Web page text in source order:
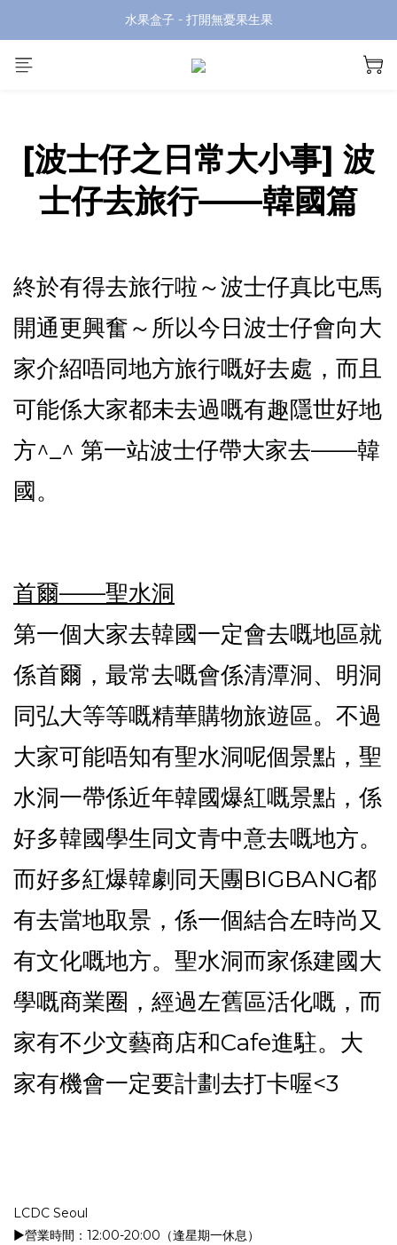
水果盒子 - 打開無憂果生果
[波士仔之日常大小事] 波
士仔去旅行——韓國篇
終於有得去旅行啦～波士仔真比屯馬
開通更興奮～所以今日波士仔會向大
家介紹唔同地方旅行嘅好去處，而且
可能係大家都未去過嘅有趣隱世好地
方^_^ 第一站波士仔帶大家去——韓
國。
首爾——聖水洞
第一個大家去韓國一定會去嘅地區就
係首爾，最常去嘅會係清潭洞、明洞
同弘大等等嘅精華購物旅遊區。不過
大家可能唔知有聖水洞呢個景點，聖
水洞一帶係近年韓國爆紅嘅景點，係
好多韓國學生同文青中意去嘅地方。
而好多紅爆韓劇同天團BIGBANG都
有去當地取景，係一個結合左時尚又
有文化嘅地方。聖水洞而家係建國大
學嘅商業圈，經過左舊區活化嘅，而
家有不少文藝商店和Cafe進駐。大
家有機會一定要計劃去打卡喔<3
LCDC Seoul
▶︎營業時間：12:00-20:00（逢星期一休息）